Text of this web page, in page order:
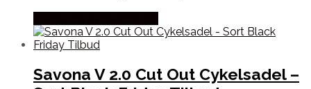
Savona V 2.0 Cut Out Cykelsadel –